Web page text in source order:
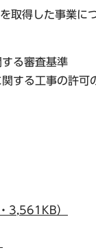
得した事業に
する審査基準
する工事の許可
3,561KB）